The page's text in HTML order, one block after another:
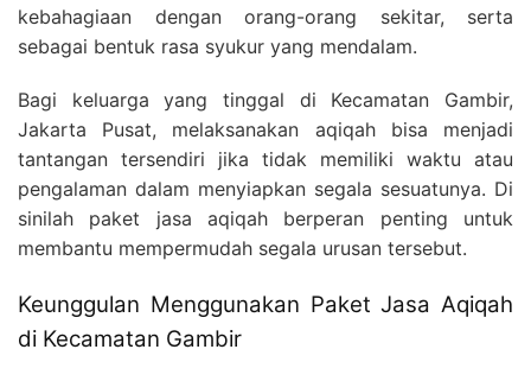
kebahagiaan dengan orang-orang sekitar, serta
sebagai bentuk rasa syukur yang mendalam.
Bagi keluarga yang tinggal di Kecamatan Gambir,
Jakarta Pusat, melaksanakan aqiqah bisa menjadi
tantangan tersendiri jika tidak memiliki waktu atau
pengalaman dalam menyiapkan segala sesuatunya. Di
sinilah paket jasa aqiqah berperan penting untuk
membantu mempermudah segala urusan tersebut.
Keunggulan Menggunakan Paket Jasa Aqiqah
di Kecamatan Gambir